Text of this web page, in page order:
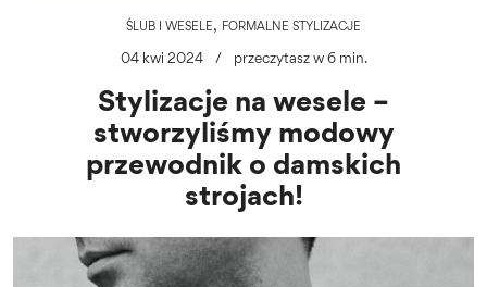
ŚLUB I WESELE, FORMALNE STYLIZACJE
04 kwi 2024 / przeczytasz w 6 min.
Stylizacje na wesele –
stworzyliśmy modowy
przewodnik o damskich
strojach!